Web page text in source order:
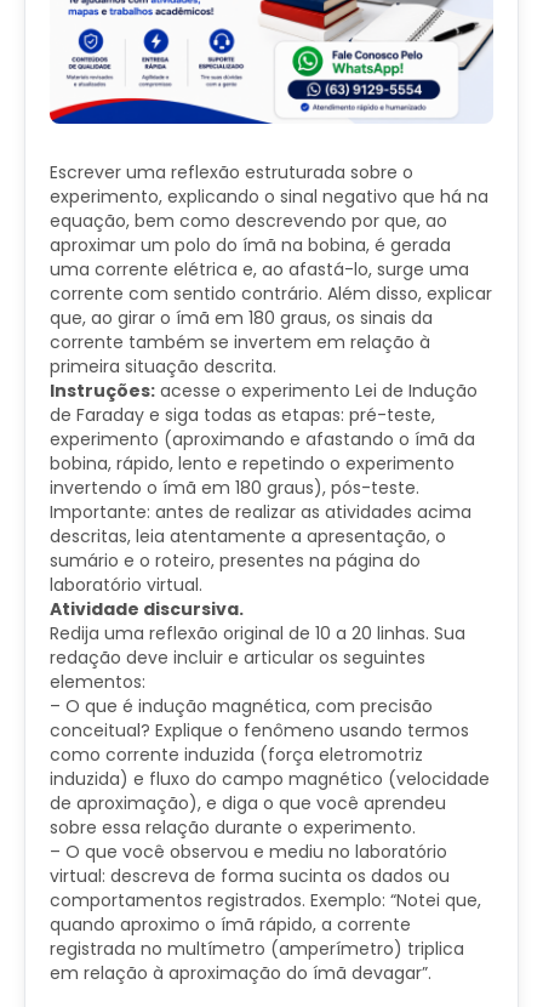
Escrever uma reflexão estruturada sobre o
experimento, explicando o sinal negativo que há na
equação, bem como descrevendo por que, ao
aproximar um polo do ímã na bobina, é gerada
uma corrente elétrica e, ao afastá-lo, surge uma
corrente com sentido contrário. Além disso, explicar
que, ao girar o ímã em 180 graus, os sinais da
corrente também se invertem em relação à
primeira situação descrita.​
Instruções: acesse o experimento Lei de Indução
de Faraday e siga todas as etapas: pré-teste,
experimento (aproximando e afastando o ímã da
bobina, rápido, lento e repetindo o experimento
invertendo o ímã em 180 graus), pós-teste.
Importante: antes de realizar as atividades acima
descritas, leia atentamente a apresentação, o
sumário e o roteiro, presentes na página do
laboratório virtual.
Atividade discursiva.
Redija uma reflexão original de 10 a 20 linhas. Sua
redação deve incluir e articular os seguintes
elementos:
– O que é indução magnética, com precisão
conceitual? Explique o fenômeno usando termos
como corrente induzida (força eletromotriz
induzida) e fluxo do campo magnético (velocidade
de aproximação), e diga o que você aprendeu
sobre essa relação durante o experimento.
– O que você observou e mediu no laboratório
virtual: descreva de forma sucinta os dados ou
comportamentos registrados. Exemplo: “Notei que,
quando aproximo o ímã rápido, a corrente
registrada no multímetro (amperímetro) triplica
em relação à aproximação do ímã devagar”.